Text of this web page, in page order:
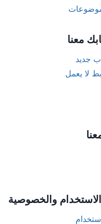
معنا
جديد
لا يعمل
والخصوصية